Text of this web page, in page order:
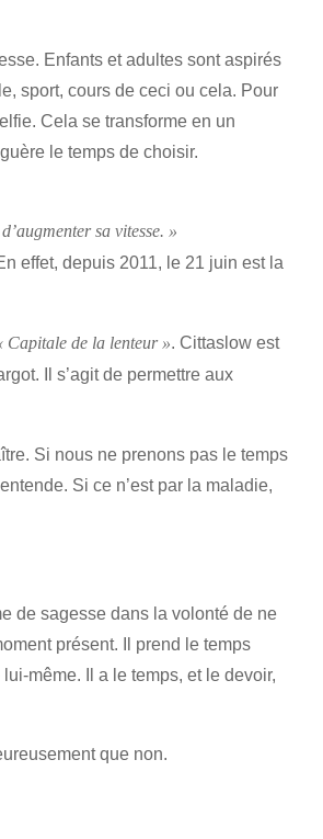
Enfants et adultes sont aspirés
sport, cours de ceci ou cela. Pour
Cela se transforme en un
le temps de choisir.
sa vitesse. »
effet, depuis 2011, le 21 juin est la
Capitale de la lenteur ». Cittaslow est
Il s’agit de permettre aux
Si nous ne prenons pas le temps
Si ce n’est par la maladie,
de sagesse dans la volonté de ne
présent. Il prend le temps
même. Il a le temps, et le devoir,
que non.